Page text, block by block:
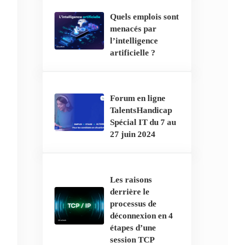
Quels emplois sont
menacés par
l’intelligence
artificielle ?
Forum en ligne
TalentsHandicap
Spécial IT du 7 au
27 juin 2024
Les raisons
derrière le
processus de
déconnexion en 4
étapes d’une
session TCP